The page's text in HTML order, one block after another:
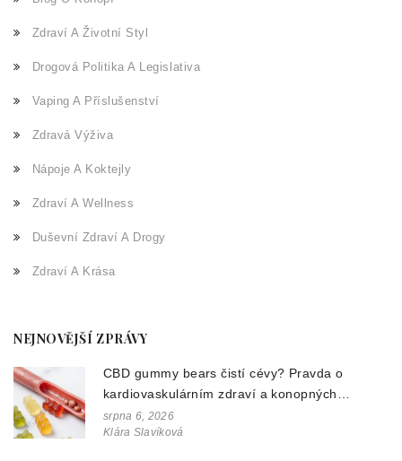
Zdraví A Životní Styl
Drogová Politika A Legislativa
Vaping A Příslušenství
Zdravá Výživa
Nápoje A Koktejly
Zdraví A Wellness
Duševní Zdraví A Drogy
Zdraví A Krása
NEJNOVĚJŠÍ ZPRÁVY
CBD gummy bears čistí cévy? Pravda o
kardiovaskulárním zdraví a konopných
doplňcích
srpna 6, 2026
Klára Slavíková